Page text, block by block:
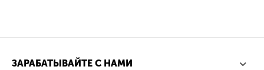
ЗАРАБАТЫВАЙТЕ С НАМИ